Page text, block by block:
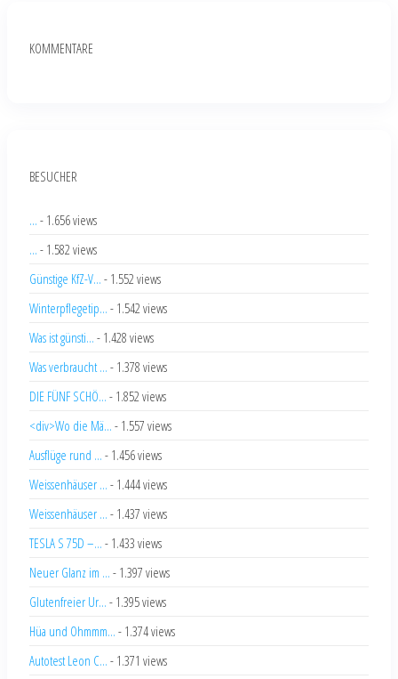
KOMMENTARE
BESUCHER
... - 1.656 views
... - 1.582 views
Günstige KfZ-V... - 1.552 views
Winterpflegetip... - 1.542 views
Was ist günsti... - 1.428 views
Was verbraucht ... - 1.378 views
DIE FÜNF SCHÖ... - 1.852 views
<div>Wo die Mä... - 1.557 views
Ausflüge rund ... - 1.456 views
Weissenhäuser ... - 1.444 views
Weissenhäuser ... - 1.437 views
TESLA S 75D –... - 1.433 views
Neuer Glanz im ... - 1.397 views
Glutenfreier Ur... - 1.395 views
Hüa und Ohmmm... - 1.374 views
Autotest Leon C... - 1.371 views